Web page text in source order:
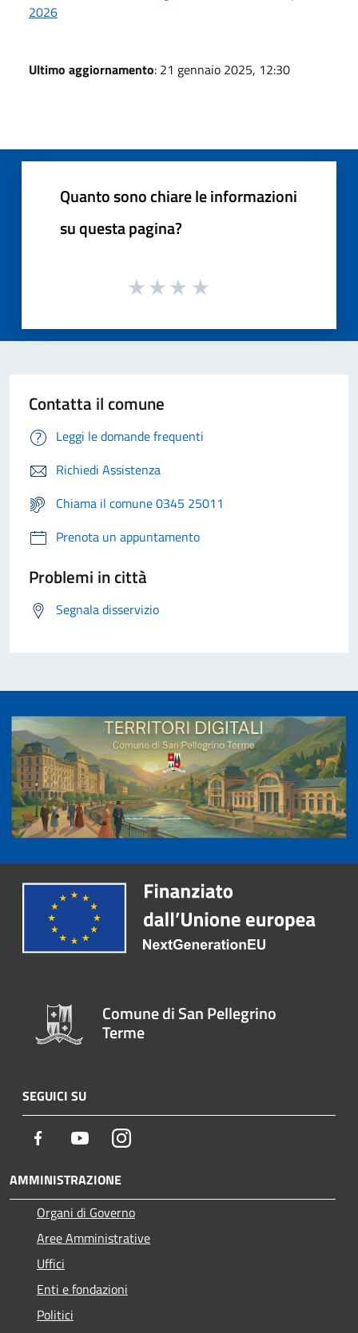
2026
Ultimo aggiornamento: 21 gennaio 2025, 12:30
Quanto sono chiare le informazioni
su questa pagina?
Contatta il comune
Leggi le domande frequenti
Richiedi Assistenza
Chiama il comune 0345 25011
Prenota un appuntamento
Problemi in città
Segnala disservizio
Comune di San Pellegrino
Terme
SEGUICI SU
Facebook YoutubeInstagram
AMMINISTRAZIONE
Organi di Governo
Aree Amministrative
Uffici
Enti e fondazioni
Politici